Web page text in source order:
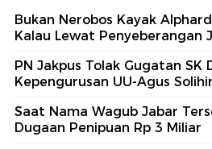
Bukan Nerobos Kayak
Kalau Lewat Penyeberangan
PN Jakpus Tolak Gugatan SK
Kepengurusan UU-Agus
Saat Nama Wagub Jabar
Dugaan Penipuan Rp 3 Miliar